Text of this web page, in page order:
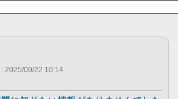
2025/09/22 10:14